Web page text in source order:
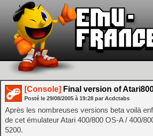
[Console] Final version of
Posté le 29/08/2005 à 19:28 par Acdctabs
Après les nombreuses versions beta voilà
de cet émulateur Atari 400/800 OS-A / 400/
5200.